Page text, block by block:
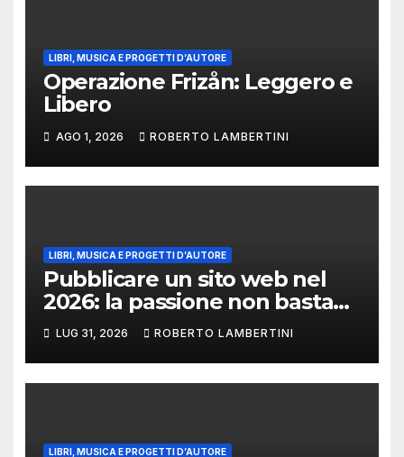
LIBRI, MUSICA E PROGETTI D’AUTORE
Operazione Frizån: Leggero e
Libero
AGO 1, 2026 ROBERTO LAMBERTINI
LIBRI, MUSICA E PROGETTI D’AUTORE
Pubblicare un sito web nel
2026: la passione non basta
più. Come evitare che un blog
diventi un pozzo senza fondo
LUG 31, 2026 ROBERTO LAMBERTINI
LIBRI, MUSICA E PROGETTI D’AUTORE